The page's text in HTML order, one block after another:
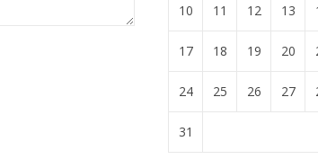
10 11 12 13
17 18 19 20
24 25 26 27
31